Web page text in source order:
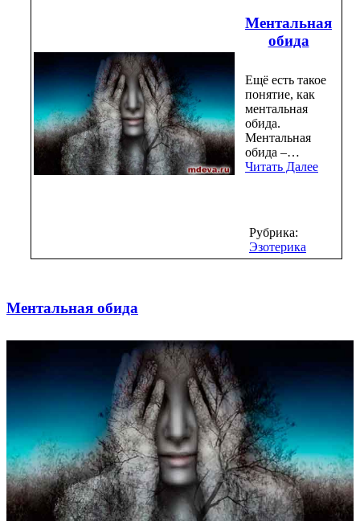
Ментальная
обида
Ещё есть такое
понятие, как
ментальная
обида.
Ментальная
обида –…
Читать Далее
Рубрика:
Эзотерика
Ментальная обида